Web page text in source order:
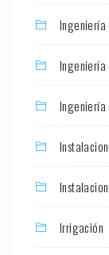
Ingeniería
Ingeniería
Ingeniería
Irrigación